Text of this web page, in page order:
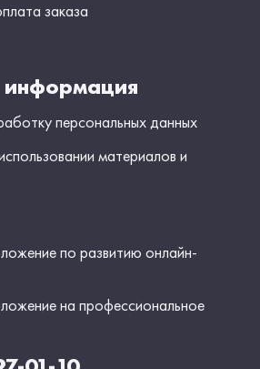
заказа
персональных данных
материалов и
по развитию онлайн-
на профессиональное